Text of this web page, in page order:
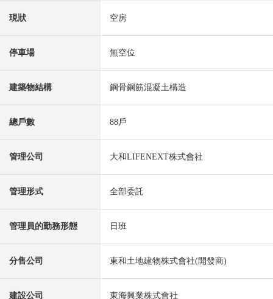
現狀 空房
停車場 無空位
建築物結構 鋼骨鋼筋混凝土構造
總戶數 88戶
管理公司 大和LIFENEXT株式會社
管理形式 全部委託
管理員的勤務形態 日班
分售公司 東和土地建物株式會社(開發商)
建設公司 東海興業株式會社